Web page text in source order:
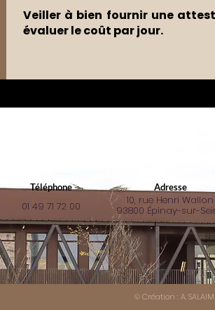
Veiller à bien fournir une
évaluer le coût par jour.
Téléphone
01 49 71 72 00
Adresse
10, rue Henri Wallon
93800 Épinay-sur-
© Création : A. SALAIMI